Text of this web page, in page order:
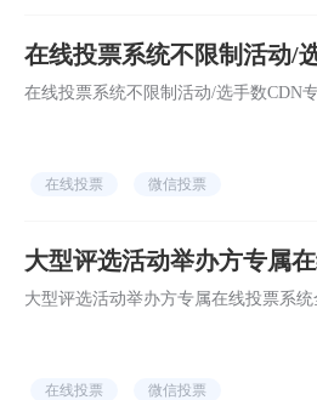
在线投票系统不限制活动/
在线投票系统不限制活动/选手数CDN
在线投票 微信投票
大型评选活动举办方专属
大型评选活动举办方专属在线投票系统
在线投票 微信投票